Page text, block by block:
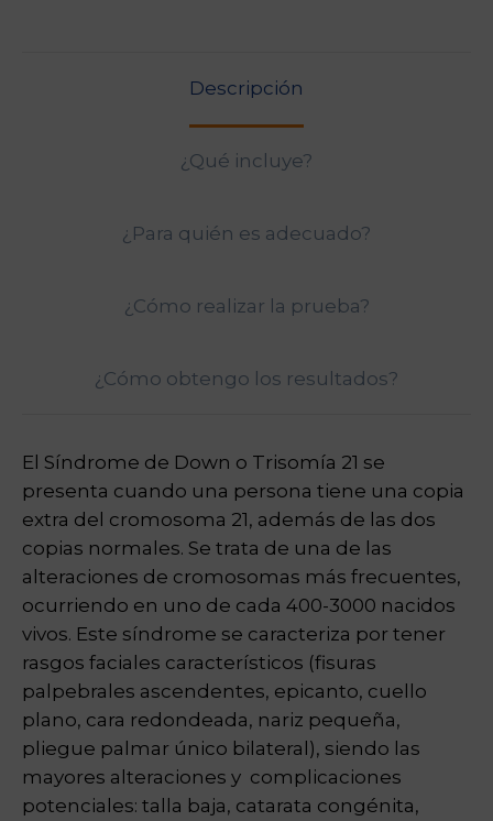
Descripción
¿Qué incluye?
¿Para quién es adecuado?
¿Cómo realizar la prueba?
¿Cómo obtengo los resultados?
El Síndrome de Down o Trisomía 21 se
presenta cuando una persona tiene una copia
extra del cromosoma 21, además de las dos
copias normales. Se trata de una de las
alteraciones de cromosomas más frecuentes,
ocurriendo en uno de cada 400-3000 nacidos
vivos. Este síndrome se caracteriza por tener
rasgos faciales característicos (fisuras
palpebrales ascendentes, epicanto, cuello
plano, cara redondeada, nariz pequeña,
pliegue palmar único bilateral), siendo las
mayores alteraciones y complicaciones
potenciales: talla baja, catarata congénita,